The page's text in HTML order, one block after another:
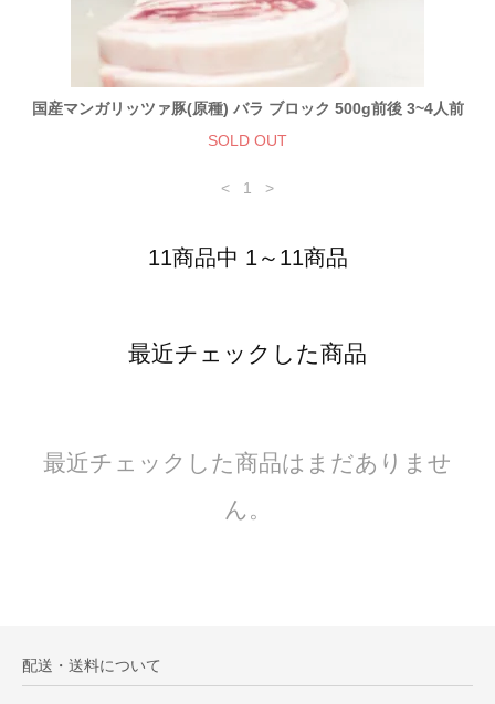
国産マンガリッツァ豚(原種) バラ ブロック 500g前後 3~4人前
SOLD OUT
< 1 >
11商品中 1～11商品
最近チェックした商品
最近チェックした商品はまだありませ
ん。
配送・送料について